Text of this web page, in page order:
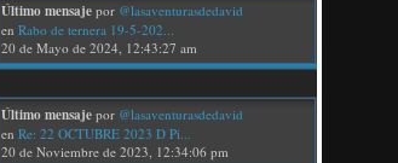
Último mensaje por @lasaventurasdedavid
enRabo de ternera 19-5-202...
20 de Mayo de 2024, 12:43:27 am
Último mensaje por @lasaventurasdedavid
enRe: 22 OCTUBRE 2023 D Pi...
20 de Noviembre de 2023, 12:34:06 pm